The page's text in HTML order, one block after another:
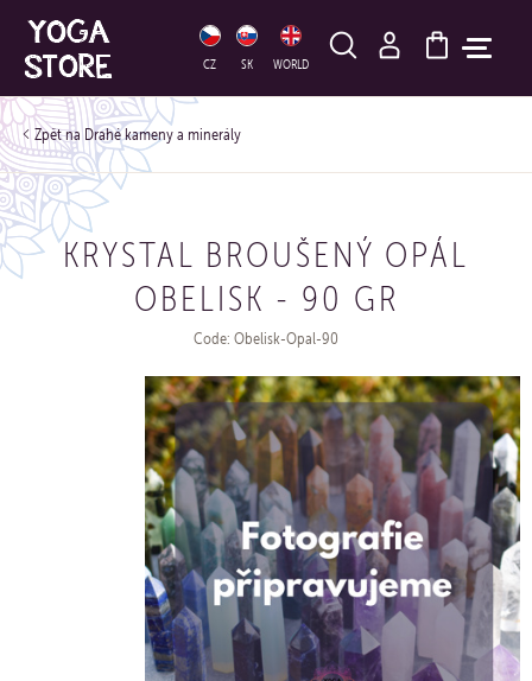
CZ SK WORLD
HLEDAT
Drahé kameny a minerály
KRYSTAL BROUŠENÝ OPÁL
OBELISK - 90 GR
Code: Obelisk-Opal-90